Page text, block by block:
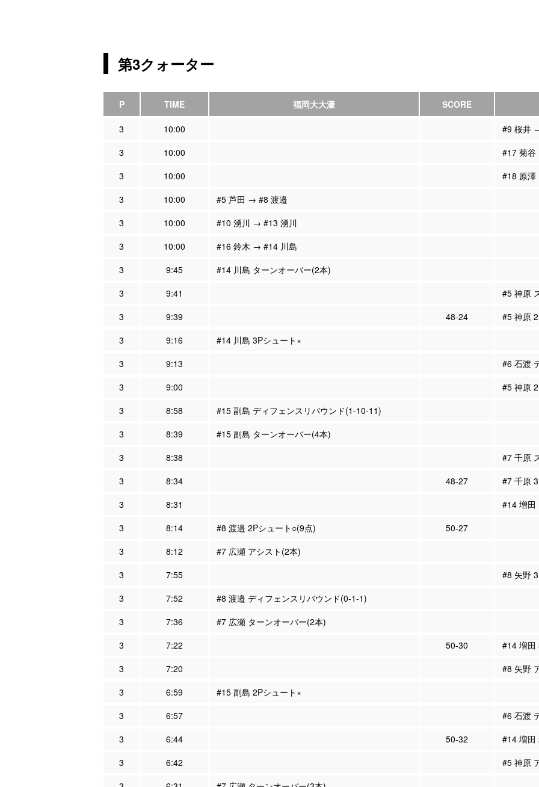
第3クォーター
P TIME 福岡大大濠 SCORE
3 10:00
#9 桜井
3
10:00
#17 菊
3
10:00
#18 原
3
10:00
#5 芦田 → #8 渡邉
3
10:00
#10 湧川 → #13 湧川
3
10:00
#16 鈴木 → #14 川島
3
9:45
#14 川島 ターンオーバー(2本)
3
9:41
#5 神原
3
9:39 48-24
#5 神原
3
9:16
#14 川島 3Pシュート×
3
9:13
#6 石渡
3
9:00
#5 神原
3
8:58
#15 副島 ディフェンスリバウンド(1-10-11)
3
8:39
#15 副島 ターンオーバー(4本)
3
8:38
#7 千原
3
8:34 48-27
#7 千原
3
8:31
#14 増田
3
8:14 #8 渡邉 2Pシュート○(9点)
50-27
3
8:12
#7 広瀬 アシスト(2本)
3
7:55
#8 矢野
3
7:52
#8 渡邉 ディフェンスリバウンド(0-1-1)
3
7:36
#7 広瀬 ターンオーバー(2本)
3
7:22 50-30
#14 増田
3
7:20
#8 矢野
3
6:59
#15 副島 2Pシュート×
3
6:57
#6 石渡
3
6:44 50-32
#14 増田
3
6:42
#5 神原